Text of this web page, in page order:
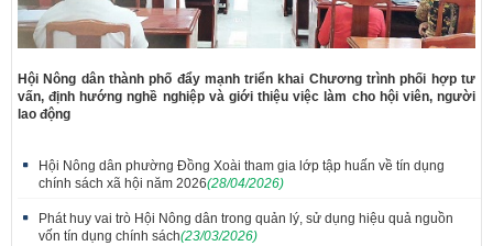
Hội Nông dân thành phố đẩy mạnh triển khai Chương trình phối hợp tư
vấn, định hướng nghề nghiệp và giới thiệu việc làm cho hội viên, người
lao động
Hội Nông dân phường Đồng Xoài tham gia lớp tập huấn về tín dụng
chính sách xã hội năm 2026(28/04/2026)
Phát huy vai trò Hội Nông dân trong quản lý, sử dụng hiệu quả nguồn
vốn tín dụng chính sách(23/03/2026)